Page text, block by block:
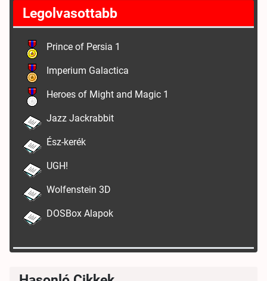
Legolvasottabb
Prince of Persia 1
Imperium Galactica
Heroes of Might and Magic 1
Jazz Jackrabbit
Ész-kerék
UGH!
Wolfenstein 3D
DOSBox Alapok